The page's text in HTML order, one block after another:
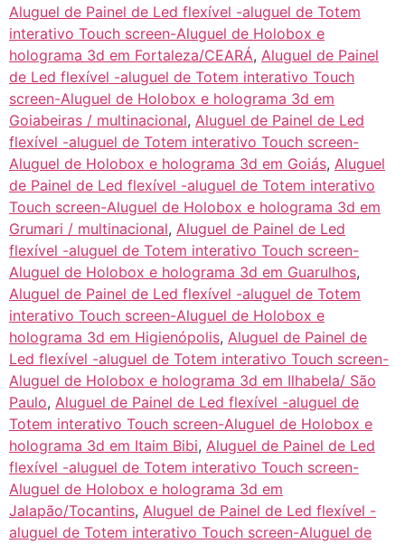
Aluguel de Painel de Led flexível -aluguel de Totem
interativo Touch screen-Aluguel de Holobox e
holograma 3d em Fortaleza/CEARÁ, Aluguel de Painel
de Led flexível -aluguel de Totem interativo Touch
screen-Aluguel de Holobox e holograma 3d em
Goiabeiras / multinacional, Aluguel de Painel de Led
flexível -aluguel de Totem interativo Touch screen-
Aluguel de Holobox e holograma 3d em Goiás, Aluguel
de Painel de Led flexível -aluguel de Totem interativo
Touch screen-Aluguel de Holobox e holograma 3d em
Grumari / multinacional, Aluguel de Painel de Led
flexível -aluguel de Totem interativo Touch screen-
Aluguel de Holobox e holograma 3d em Guarulhos,
Aluguel de Painel de Led flexível -aluguel de Totem
interativo Touch screen-Aluguel de Holobox e
holograma 3d em Higienópolis, Aluguel de Painel de
Led flexível -aluguel de Totem interativo Touch screen-
Aluguel de Holobox e holograma 3d em Ilhabela/ São
Paulo, Aluguel de Painel de Led flexível -aluguel de
Totem interativo Touch screen-Aluguel de Holobox e
holograma 3d em Itaim Bibi, Aluguel de Painel de Led
flexível -aluguel de Totem interativo Touch screen-
Aluguel de Holobox e holograma 3d em
Jalapão/Tocantins, Aluguel de Painel de Led flexível -
aluguel de Totem interativo Touch screen-Aluguel de